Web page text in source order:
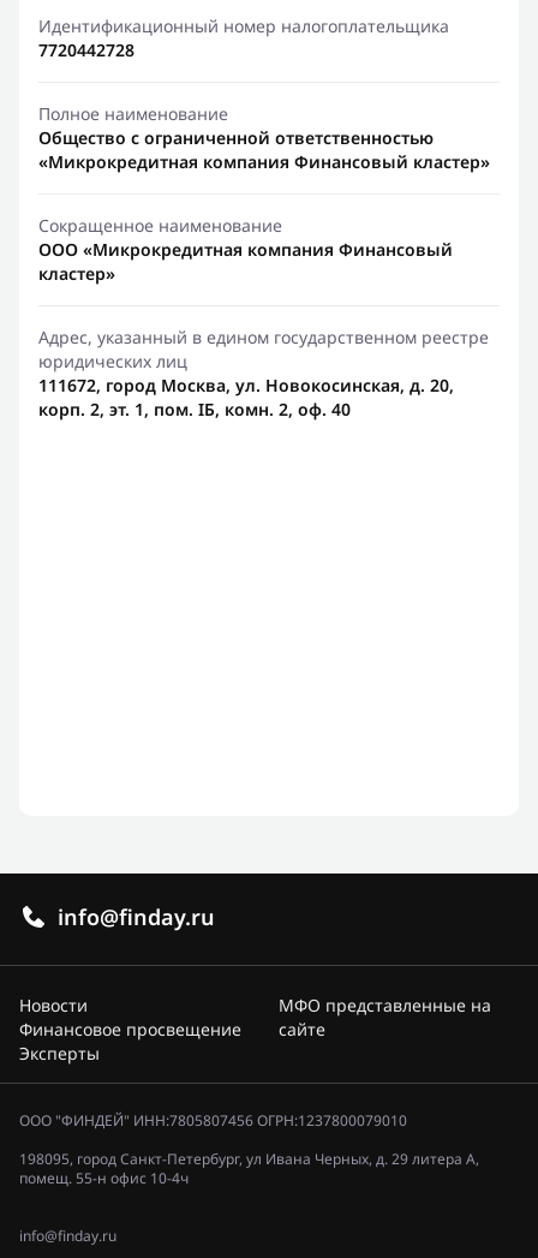
Идентификационный номер налогоплательщика
7720442728
Полное наименование
Общество с ограниченной ответственностью
«Микрокредитная компания Финансовый кластер»
Сокращенное наименование
ООО «Микрокредитная компания Финансовый
кластер»
Адрес, указанный в едином государственном реестре
юридических лиц
111672, город Москва, ул. Новокосинская, д. 20,
корп. 2, эт. 1, пом. IБ, комн. 2, оф. 40
info@finday.ru
Новости
Финансовое просвещение
Эксперты
МФО представленные на
сайте
ООО "ФИНДЕЙ" ИНН:7805807456 ОГРН:1237800079010
198095, город Санкт-Петербург, ул Ивана Черных, д. 29 литера А,
помещ. 55-н офис 10-4ч
info@finday.ru